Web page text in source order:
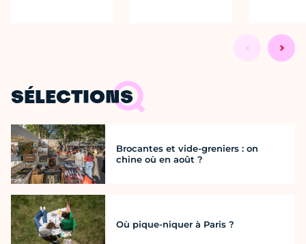
SÉLECTIONS
Brocantes et vide-greniers : on
chine où en août ?
Où pique-niquer à Paris ?